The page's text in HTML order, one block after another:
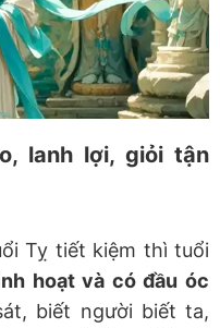
lanh lợi, giỏi tận
Tỵ tiết kiệm thì tuổi
hoạt và có đầu óc
biết người biết ta,